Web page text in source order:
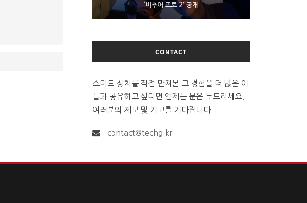
‘비추어 프로 2’ 공개
대기 중
300~400달러 반지형 스피커 준비하는 오픈AI
CONTACT
스마트 장치를 직접 만져본 그 경험을 더 많은 이
들과 공유하고 싶다면 언제든 문은 두드리세요.
여러분의 제보 및 기고를 기다립니다.
contact@techg.kr